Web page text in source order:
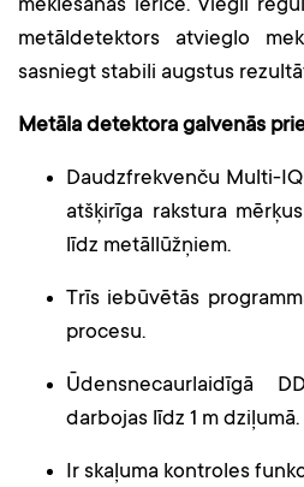
meklēšanas ierīce. Viegli
metāldetektors atvieglo
sasniegt stabili augstus
Metāla detektora galvenās
Daudzfrekvenču Multi-
atšķirīga rakstura
līdz metāllūžņiem.
Trīs iebūvētās
procesu.
Ūdensnecaurlaidīgā
darbojas līdz 1 m dziļumā.
Ir skaļuma kontroles